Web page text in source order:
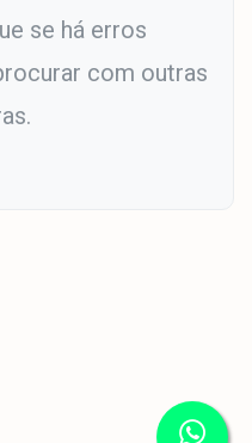
se há erros
com outras